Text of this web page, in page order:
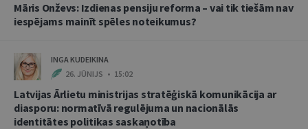
Māris Onževs: Izdienas pensiju reforma – vai tik tiešām nav
iespējams mainīt spēles noteikumus?
INGA KUDEIKINA
26. JŪNIJS • 15:02
Latvijas Ārlietu ministrijas stratēģiskā komunikācija ar
diasporu: normatīvā regulējuma un nacionālās
identitātes politikas saskaņotība